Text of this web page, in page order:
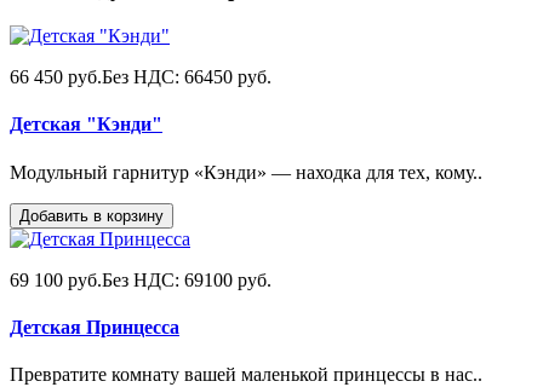
66 450 руб.Без НДС: 66450 руб.
Детская "Кэнди"
Модульный гарнитур «Кэнди» — находка для тех, кому..
Добавить в корзину
69 100 руб.Без НДС: 69100 руб.
Детская Принцесса
Превратите комнату вашей маленькой принцессы в нас..